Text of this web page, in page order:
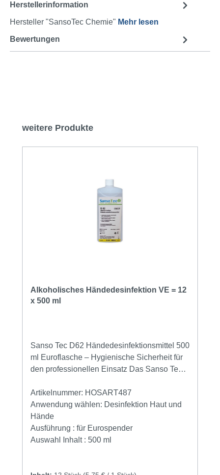
Herstellerinformation
Hersteller "SansoTec Chemie" Mehr lesen
Bewertungen
Produktgalerie überspringen
weitere Produkte
Alkoholisches Händedesinfektion VE = 12
x 500 ml
Sanso Tec D62 Händedesinfektionsmittel 500
ml Euroflasche – Hygienische Sicherheit für
den professionellen Einsatz Das Sanso Tec
gebrauchsfertige, alkoholische
Händedesinfektion für den professionellen
Einsatz in Gewerbe, Industrie, Gastronomie,
medizinischen Einrichtungen und öffentlichen
Bereichen. Die praktische 500 ml Euroflasche
Artikelnummer: HOSART487
Anwendung wählen: Desinfektion Haut und
Hände
Ausführung : für Eurospender
Auswahl Inhalt : 500 ml